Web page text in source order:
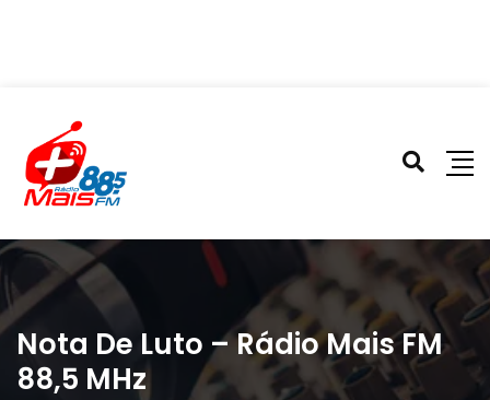
Nota De Luto – Rádio Mais FM
88,5 MHz